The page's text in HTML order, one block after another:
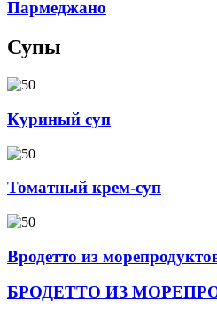
Пармеджано
Супы
Куриный суп
Томатный крем-суп
Вродетто из
БРОДЕТТО ИЗ